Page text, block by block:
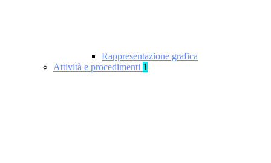
Rappresentazione grafica
Attività e procedimenti 1